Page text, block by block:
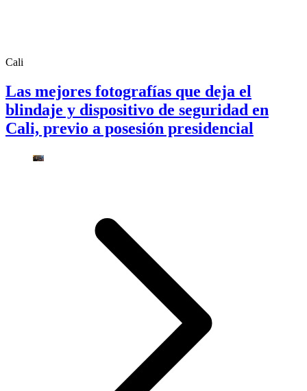
Cali
Las mejores fotografías que deja el
blindaje y dispositivo de seguridad en
Cali, previo a posesión presidencial